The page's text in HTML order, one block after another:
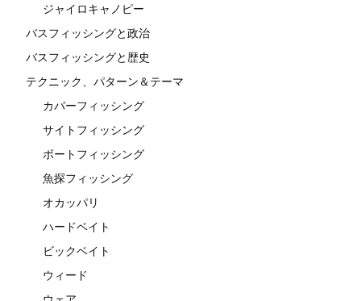
ジャイロキャノピー
バスフィッシングと政治
バスフィッシングと歴史
テクニック、パターン＆テーマ
カバーフィッシング
サイトフィッシング
ボートフィッシング
魚探フィッシング
オカッパリ
ハードベイト
ビックベイト
ウィード